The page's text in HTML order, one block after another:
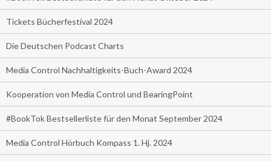
Tickets Bücherfestival 2024
Die Deutschen Podcast Charts
Media Control Nachhaltigkeits-Buch-Award 2024
Kooperation von Media Control und BearingPoint
#BookTok Bestsellerliste für den Monat September 2024
Media Control Hörbuch Kompass 1. Hj. 2024